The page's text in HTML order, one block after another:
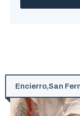
Encierro,San